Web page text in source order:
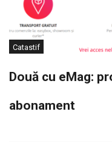
Catastif
Două cu eMag:
abonament